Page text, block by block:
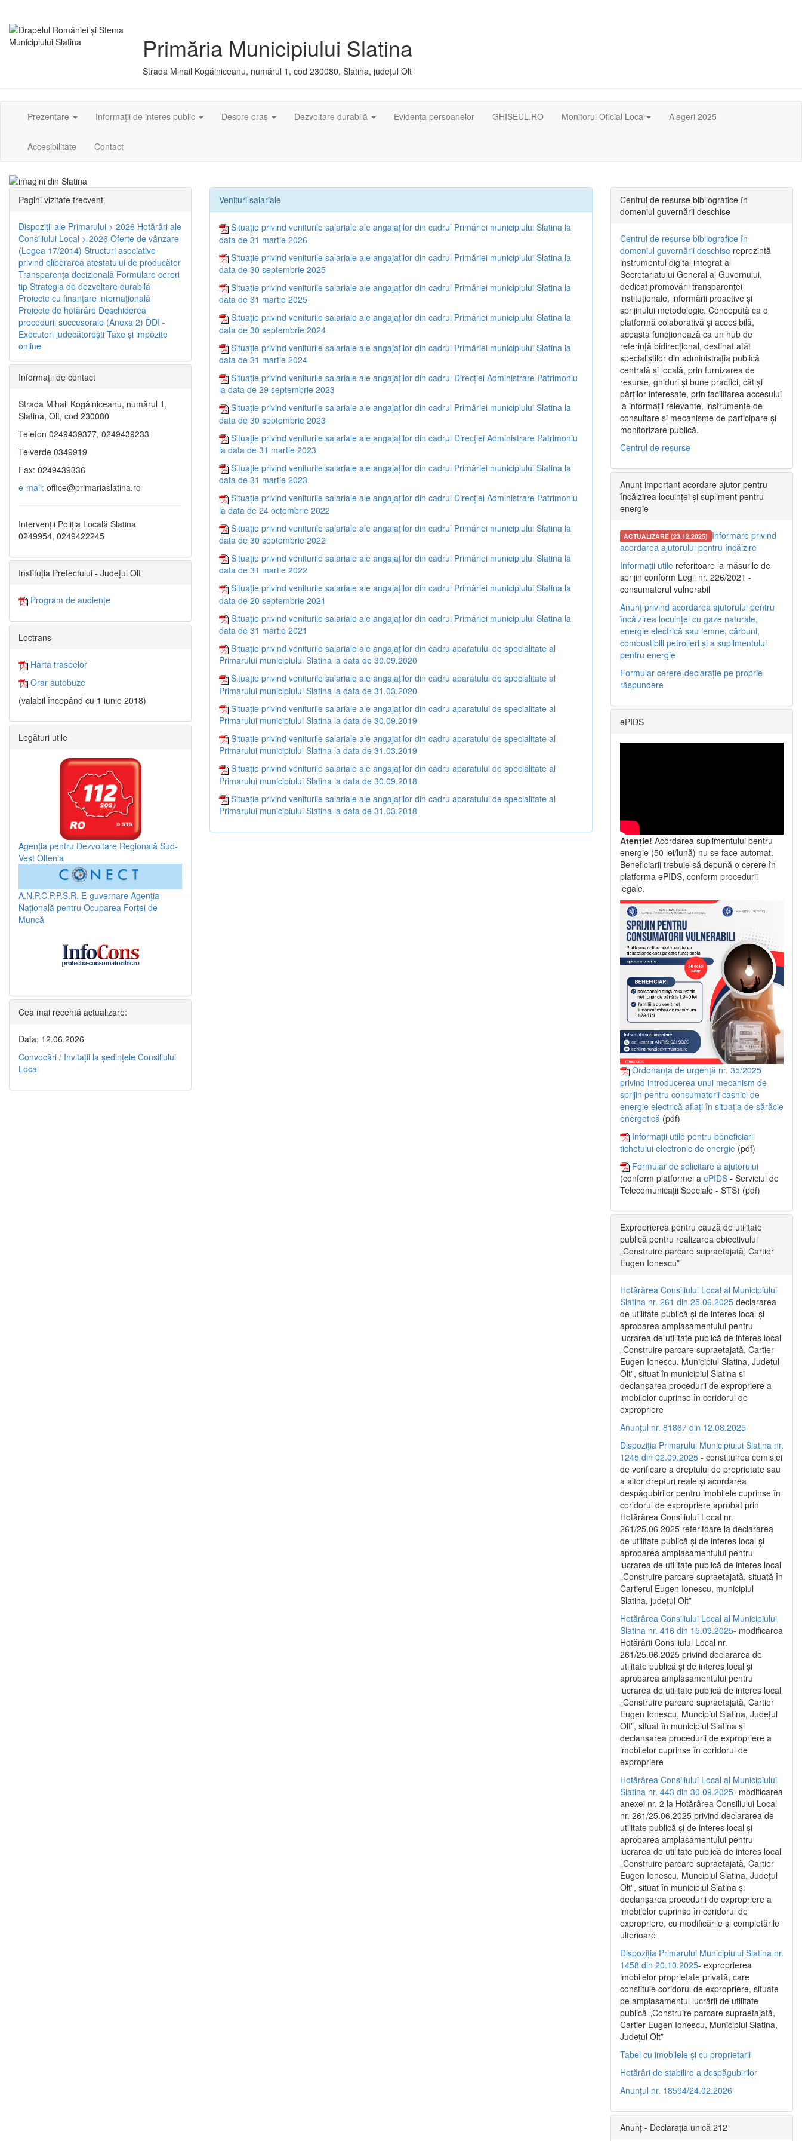
Primăria Municipiului Slatina
Strada Mihail Kogălniceanu, numărul 1, cod 230080, Slatina, județul Olt
Prezentare Informații de interes public Despre oraș Dezvoltare durabilă Evidența persoanelor GHIȘEUL.RO Monitorul Oficial Local Alegeri 2025
Accesibilitate Contact
Venituri salariale
Situație privind veniturile salariale ale angajaților din cadrul Primăriei municipiului Slatina la
data de 31 martie 2026
Situație privind veniturile salariale ale angajaților din cadrul Primăriei municipiului Slatina la
data de 30 septembrie 2025
Situație privind veniturile salariale ale angajaților din cadrul Primăriei municipiului Slatina la
data de 31 martie 2025
Situație privind veniturile salariale ale angajaților din cadrul Primăriei municipiului Slatina la
data de 30 septembrie 2024
Situație privind veniturile salariale ale angajaților din cadrul Primăriei municipiului Slatina la
data de 31 martie 2024
Situație privind veniturile salariale ale angajaților din cadrul Direcției Administrare Patrimoniu
la data de 29 septembrie 2023
Situație privind veniturile salariale ale angajaților din cadrul Primăriei municipiului Slatina la
data de 30 septembrie 2023
Situație privind veniturile salariale ale angajaților din cadrul Direcției Administrare Patrimoniu
la data de 31 martie 2023
Situație privind veniturile salariale ale angajaților din cadrul Primăriei municipiului Slatina la
data de 31 martie 2023
Situație privind veniturile salariale ale angajaților din cadrul Direcției Administrare Patrimoniu
la data de 24 octombrie 2022
Situație privind veniturile salariale ale angajaților din cadrul Primăriei municipiului Slatina la
data de 30 septembrie 2022
Situație privind veniturile salariale ale angajaților din cadrul Primăriei municipiului Slatina la
data de 31 martie 2022
Situație privind veniturile salariale ale angajaților din cadrul Primăriei municipiului Slatina la
data de 20 septembrie 2021
Situație privind veniturile salariale ale angajaților din cadrul Primăriei municipiului Slatina la
data de 31 martie 2021
Situație privind veniturile salariale ale angajaților din cadru aparatului de specialitate al
Primarului municipiului Slatina la data de 30.09.2020
Situație privind veniturile salariale ale angajaților din cadru aparatului de specialitate al
Primarului municipiului Slatina la data de 31.03.2020
Situație privind veniturile salariale ale angajaților din cadru aparatului de specialitate al
Primarului municipiului Slatina la data de 30.09.2019
Situație privind veniturile salariale ale angajaților din cadru aparatului de specialitate al
Primarului municipiului Slatina la data de 31.03.2019
Situație privind veniturile salariale ale angajaților din cadru aparatului de specialitate al
Primarului municipiului Slatina la data de 30.09.2018
Situație privind veniturile salariale ale angajaților din cadru aparatului de specialitate al
Primarului municipiului Slatina la data de 31.03.2018
Pagini vizitate frecvent
Dispoziţii ale Primarului > 2026 Hotărâri ale
Consiliului Local > 2026 Oferte de vânzare
(Legea 17/2014) Structuri asociative
privind eliberarea atestatului de producător
Transparenţa decizională Formulare cereri
tip Strategia de dezvoltare durabilă
Proiecte cu finanţare internaţională
Proiecte de hotărâre Deschiderea
procedurii succesorale (Anexa 2) DDI -
Executori judecătorești Taxe şi impozite
online
Informaţii de contact
Strada Mihail Kogălniceanu, numărul 1,
Slatina, Olt, cod 230080
Telefon 0249439377, 0249439233
Telverde 0349919
Fax: 0249439336
e-mail: office@primariaslatina.ro
Intervenții Poliția Locală Slatina
0249954, 0249422245
Instituția Prefectului - Județul Olt
Program de audiențe
Loctrans
Harta traseelor
Orar autobuze
(valabil începând cu 1 iunie 2018)
Legături utile
Agenția pentru Dezvoltare Regională Sud-
Vest Oltenia
A.N.P.C.P.P.S.R. E-guvernare Agenția
Națională pentru Ocuparea Forței de
Muncă
Cea mai recentă actualizare:
Data: 12.06.2026
Convocări / Invitaţii la şedinţele Consiliului
Local
Centrul de resurse bibliografice în
domeniul guvernării deschise
Centrul de resurse bibliografice în
domeniul guvernării deschise reprezintă
instrumentul digital integrat al
Secretariatului General al Guvernului,
dedicat promovării transparenței
instituționale, informării proactive și
sprijinului metodologic. Concepută ca o
platformă colaborativă și accesibilă,
aceasta funcționează ca un hub de
referință bidirecțional, destinat atât
specialiștilor din administrația publică
centrală și locală, prin furnizarea de
resurse, ghiduri și bune practici, cât și
părților interesate, prin facilitarea accesului
la informații relevante, instrumente de
consultare și mecanisme de participare și
monitorizare publică.
Centrul de resurse
Anunț important acordare ajutor pentru
încălzirea locuinței și supliment pentru
energie
ACTUALIZARE (23.12.2025) Informare privind
acordarea ajutorului pentru încălzire
Informații utile referitoare la măsurile de
sprijin conform Legii nr. 226/2021 -
consumatorul vulnerabil
Anunț privind acordarea ajutorului pentru
încălzirea locuinței cu gaze naturale,
energie electrică sau lemne, cărbuni,
combustibili petrolieri și a suplimentului
pentru energie
Formular cerere-declarație pe proprie
răspundere
ePIDS
Atenție! Acordarea suplimentului pentru
energie (50 lei/lună) nu se face automat.
Beneficiarii trebuie să depună o cerere în
platforma ePIDS, conform procedurii
legale.
Ordonanța de urgență nr. 35/2025
privind introducerea unui mecanism de
sprijin pentru consumatorii casnici de
energie electrică aflați în situația de sărăcie
energetică (pdf)
Informații utile pentru beneficiarii
tichetului electronic de energie (pdf)
Formular de solicitare a ajutorului
(conform platformei a ePIDS - Serviciul de
Telecomunicații Speciale - STS) (pdf)
Exproprierea pentru cauză de utilitate
publică pentru realizarea obiectivului
„Construire parcare supraetajată, Cartier
Eugen Ionescu”
Hotărârea Consiliului Local al Municipiului
Slatina nr. 261 din 25.06.2025 declararea
de utilitate publică și de interes local și
aprobarea amplasamentului pentru
lucrarea de utilitate publică de interes local
„Construire parcare supraetajată, Cartier
Eugen Ionescu, Municipiul Slatina, Județul
Olt”, situat în municipiul Slatina și
declanșarea procedurii de expropriere a
imobilelor cuprinse în coridorul de
expropriere
Anunțul nr. 81867 din 12.08.2025
Dispoziția Primarului Municipiului Slatina nr.
1245 din 02.09.2025 - constituirea comisiei
de verificare a dreptului de proprietate sau
a altor drepturi reale și acordarea
despăgubirilor pentru imobilele cuprinse în
coridorul de expropriere aprobat prin
Hotărârea Consiliului Local nr.
261/25.06.2025 referitoare la declararea
de utilitate publică și de interes local și
aprobarea amplasamentului pentru
lucrarea de utilitate publică de interes local
„Construire parcare supraetajată, situată în
Cartierul Eugen Ionescu, municipiul
Slatina, județul Olt”
Hotărârea Consiliului Local al Municipiului
Slatina nr. 416 din 15.09.2025- modificarea
Hotărârii Consiliului Local nr.
261/25.06.2025 privind declararea de
utilitate publică și de interes local și
aprobarea amplasamentului pentru
lucrarea de utilitate publică de interes local
„Construire parcare supraetajată, Cartier
Eugen Ionescu, Muncipiul Slatina, Județul
Olt”, situat în municipiul Slatina și
declanșarea procedurii de expropriere a
imobilelor cuprinse în coridorul de
expropriere
Hotărârea Consiliului Local al Municipiului
Slatina nr. 443 din 30.09.2025- modificarea
anexei nr. 2 la Hotărârea Consiliului Local
nr. 261/25.06.2025 privind declararea de
utilitate publică şi de interes local şi
aprobarea amplasamentului pentru
lucrarea de utilitate publică de interes local
„Construire parcare supraetajată, Cartier
Eugen Ionescu, Muncipiul Slatina, Judeţul
Olt”, situat în municipiul Slatina şi
declanşarea procedurii de expropriere a
imobilelor cuprinse în coridorul de
expropriere, cu modificările şi completările
ulterioare
Dispoziția Primarului Municipiului Slatina nr.
1458 din 20.10.2025- exproprierea
imobilelor proprietate privată, care
constituie coridorul de expropriere, situate
pe amplasamentul lucrării de utilitate
publică „Construire parcare supraetajată,
Cartier Eugen Ionescu, Municipiul Slatina,
Județul Olt”
Tabel cu imobilele și cu proprietarii
Hotărâri de stabilire a despăgubirilor
Anunțul nr. 18594/24.02.2026
Anunț - Declarația unică 212